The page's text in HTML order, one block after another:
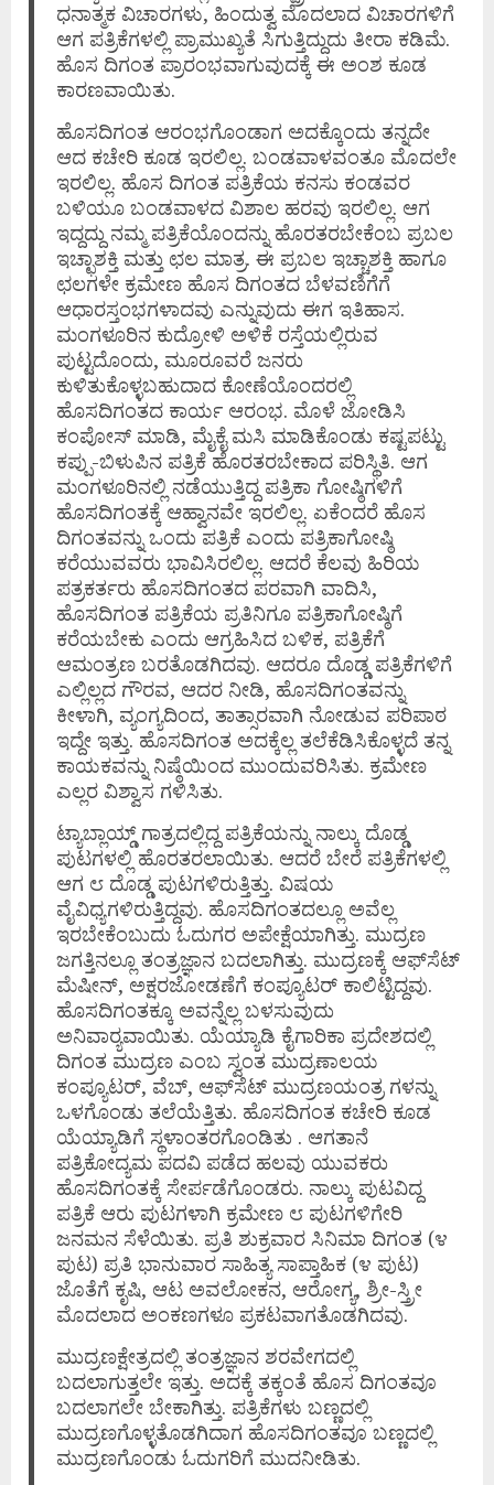
ಧನಾತ್ಮಕ ವಿಚಾರಗಳು, ಹಿಂದುತ್ವ ಮೊದಲಾದ ವಿಚಾರಗಳಿಗೆ
ಆಗ ಪತ್ರಿಕೆಗಳಲ್ಲಿ ಪ್ರಾಮುಖ್ಯತೆ ಸಿಗುತ್ತಿದ್ದುದು ತೀರಾ ಕಡಿಮೆ.
ಹೊಸ ದಿಗಂತ ಪ್ರಾರಂಭವಾಗುವುದಕ್ಕೆ ಈ ಅಂಶ ಕೂಡ
ಕಾರಣವಾಯಿತು.
ಹೊಸದಿಗಂತ ಆರಂಭಗೊಂಡಾಗ ಅದಕ್ಕೊಂದು ತನ್ನದೇ
ಆದ ಕಚೇರಿ ಕೂಡ ಇರಲಿಲ್ಲ. ಬಂಡವಾಳವಂತೂ ಮೊದಲೇ
ಇರಲಿಲ್ಲ. ಹೊಸ ದಿಗಂತ ಪತ್ರಿಕೆಯ ಕನಸು ಕಂಡವರ
ಬಳಿಯೂ ಬಂಡವಾಳದ ವಿಶಾಲ ಹರವು ಇರಲಿಲ್ಲ. ಆಗ
ಇದ್ದದ್ದು ನಮ್ಮ ಪತ್ರಿಕೆಯೊಂದನ್ನು ಹೊರತರಬೇಕೆಂಬ ಪ್ರಬಲ
ಇಚ್ಛಾಶಕ್ತಿ ಮತ್ತು ಛಲ ಮಾತ್ರ. ಈ ಪ್ರಬಲ ಇಚ್ಚಾಶಕ್ತಿ ಹಾಗೂ
ಛಲಗಳೇ ಕ್ರಮೇಣ ಹೊಸ ದಿಗಂತದ ಬೆಳವಣಿಗೆಗೆ
ಆಧಾರಸ್ತಂಭಗಳಾದವು ಎನ್ನುವುದು ಈಗ ಇತಿಹಾಸ.
ಮಂಗಳೂರಿನ ಕುದ್ರೋಳಿ ಅಳಿಕೆ ರಸ್ತೆಯಲ್ಲಿರುವ
ಪುಟ್ಟದೊಂದು, ಮೂರೂವರೆ ಜನರು
ಕುಳಿತುಕೊಳ್ಳಬಹುದಾದ ಕೋಣೆಯೊಂದರಲ್ಲಿ
ಹೊಸದಿಗಂತದ ಕಾರ್ಯ ಆರಂಭ. ಮೊಳೆ ಜೋಡಿಸಿ
ಕಂಪೋಸ್ ಮಾಡಿ, ಮೈಕೈ ಮಸಿ ಮಾಡಿಕೊಂಡು ಕಷ್ಟಪಟ್ಟು
ಕಪ್ಪು-ಬಿಳುಪಿನ ಪತ್ರಿಕೆ ಹೊರತರಬೇಕಾದ ಪರಿಸ್ಥಿತಿ. ಆಗ
ಮಂಗಳೂರಿನಲ್ಲಿ ನಡೆಯುತ್ತಿದ್ದ ಪತ್ರಿಕಾ ಗೋಷ್ಠಿಗಳಿಗೆ
ಹೊಸದಿಗಂತಕ್ಕೆ ಆಹ್ವಾನವೇ ಇರಲಿಲ್ಲ. ಏಕೆಂದರೆ ಹೊಸ
ದಿಗಂತವನ್ನು ಒಂದು ಪತ್ರಿಕೆ ಎಂದು ಪತ್ರಿಕಾಗೋಷ್ಠಿ
ಕರೆಯುವವರು ಭಾವಿಸಿರಲಿಲ್ಲ. ಆದರೆ ಕೆಲವು ಹಿರಿಯ
ಪತ್ರಕರ್ತರು ಹೊಸದಿಗಂತದ ಪರವಾಗಿ ವಾದಿಸಿ,
ಹೊಸದಿಗಂತ ಪತ್ರಿಕೆಯ ಪ್ರತಿನಿಗೂ ಪತ್ರಿಕಾಗೋಷ್ಠಿಗೆ
ಕರೆಯಬೇಕು ಎಂದು ಆಗ್ರಹಿಸಿದ ಬಳಿಕ, ಪತ್ರಿಕೆಗೆ
ಆಮಂತ್ರಣ ಬರತೊಡಗಿದವು. ಆದರೂ ದೊಡ್ಡ ಪತ್ರಿಕೆಗಳಿಗೆ
ಎಲ್ಲಿಲ್ಲದ ಗೌರವ, ಆದರ ನೀಡಿ, ಹೊಸದಿಗಂತವನ್ನು
ಕೀಳಾಗಿ, ವ್ಯಂಗ್ಯದಿಂದ, ತಾತ್ಸಾರವಾಗಿ ನೋಡುವ ಪರಿಪಾಠ
ಇದ್ದೇ ಇತ್ತು. ಹೊಸದಿಗಂತ ಅದಕ್ಕೆಲ್ಲ ತಲೆಕೆಡಿಸಿಕೊಳ್ಳದೆ ತನ್ನ
ಕಾಯಕವನ್ನು ನಿಷ್ಠೆಯಿಂದ ಮುಂದುವರಿಸಿತು. ಕ್ರಮೇಣ
ಎಲ್ಲರ ವಿಶ್ವಾಸ ಗಳಿಸಿತು.
ಟ್ಯಾಬ್ಲಾಯ್ಡ್ ಗಾತ್ರದಲ್ಲಿದ್ದ ಪತ್ರಿಕೆಯನ್ನು ನಾಲ್ಕು ದೊಡ್ಡ
ಪುಟಗಳಲ್ಲಿ ಹೊರತರಲಾಯಿತು. ಆದರೆ ಬೇರೆ ಪತ್ರಿಕೆಗಳಲ್ಲಿ
ಆಗ ೮ ದೊಡ್ಡ ಪುಟಗಳಿರುತ್ತಿತ್ತು. ವಿಷಯ
ವೈವಿಧ್ಯಗಳಿರುತ್ತಿದ್ದವು. ಹೊಸದಿಗಂತದಲ್ಲೂ ಅವೆಲ್ಲ
ಇರಬೇಕೆಂಬುದು ಓದುಗರ ಅಪೇಕ್ಷೆಯಾಗಿತ್ತು. ಮುದ್ರಣ
ಜಗತ್ತಿನಲ್ಲೂ ತಂತ್ರಜ್ಞಾನ ಬದಲಾಗಿತ್ತು. ಮುದ್ರಣಕ್ಕೆ ಆಫ್‌ಸೆಟ್
ಮೆಷೀನ್, ಅಕ್ಷರಜೋಡಣೆಗೆ ಕಂಪ್ಯೂಟರ್ ಕಾಲಿಟ್ಟಿದ್ದವು.
ಹೊಸದಿಗಂತಕ್ಕೂ ಅವನ್ನೆಲ್ಲ ಬಳಸುವುದು
ಅನಿವಾರ‍್ಯವಾಯಿತು. ಯೆಯ್ಯಾಡಿ ಕೈಗಾರಿಕಾ ಪ್ರದೇಶದಲ್ಲಿ
ದಿಗಂತ ಮುದ್ರಣ ಎಂಬ ಸ್ವಂತ ಮುದ್ರಣಾಲಯ
ಕಂಪ್ಯೂಟರ್, ವೆಬ್, ಆಫ್‌ಸೆಟ್ ಮುದ್ರಣಯಂತ್ರ ಗಳನ್ನು
ಒಳಗೊಂಡು ತಲೆಯೆತ್ತಿತು. ಹೊಸದಿಗಂತ ಕಚೇರಿ ಕೂಡ
ಯೆಯ್ಯಾಡಿಗೆ ಸ್ಥಳಾಂತರಗೊಂಡಿತು . ಆಗತಾನೆ
ಪತ್ರಿಕೋದ್ಯಮ ಪದವಿ ಪಡೆದ ಹಲವು ಯುವಕರು
ಹೊಸದಿಗಂತಕ್ಕೆ ಸೇರ್ಪಡೆಗೊಂಡರು. ನಾಲ್ಕು ಪುಟವಿದ್ದ
ಪತ್ರಿಕೆ ಆರು ಪುಟಗಳಾಗಿ ಕ್ರಮೇಣ ೮ ಪುಟಗಳಿಗೇರಿ
ಜನಮನ ಸೆಳೆಯಿತು. ಪ್ರತಿ ಶುಕ್ರವಾರ ಸಿನಿಮಾ ದಿಗಂತ (೪
ಪುಟ) ಪ್ರತಿ ಭಾನುವಾರ ಸಾಹಿತ್ಯ ಸಾಪ್ತಾಹಿಕ (೪ ಪುಟ)
ಜೊತೆಗೆ ಕೃಷಿ, ಆಟ ಅವಲೋಕನ, ಆರೋಗ್ಯ, ಶ್ರೀ-ಸ್ತ್ರೀ
ಮೊದಲಾದ ಅಂಕಣಗಳೂ ಪ್ರಕಟವಾಗತೊಡಗಿದವು.
ಮುದ್ರಣಕ್ಷೇತ್ರದಲ್ಲಿ ತಂತ್ರಜ್ಞಾನ ಶರವೇಗದಲ್ಲಿ
ಬದಲಾಗುತ್ತಲೇ ಇತ್ತು. ಅದಕ್ಕೆ ತಕ್ಕಂತೆ ಹೊಸ ದಿಗಂತವೂ
ಬದಲಾಗಲೇ ಬೇಕಾಗಿತ್ತು. ಪತ್ರಿಕೆಗಳು ಬಣ್ಣದಲ್ಲಿ
ಮುದ್ರಣಗೊಳ್ಳತೊಡಗಿದಾಗ ಹೊಸದಿಗಂತವೂ ಬಣ್ಣದಲ್ಲಿ
ಮುದ್ರಣಗೊಂಡು ಓದುಗರಿಗೆ ಮುದನೀಡಿತು.